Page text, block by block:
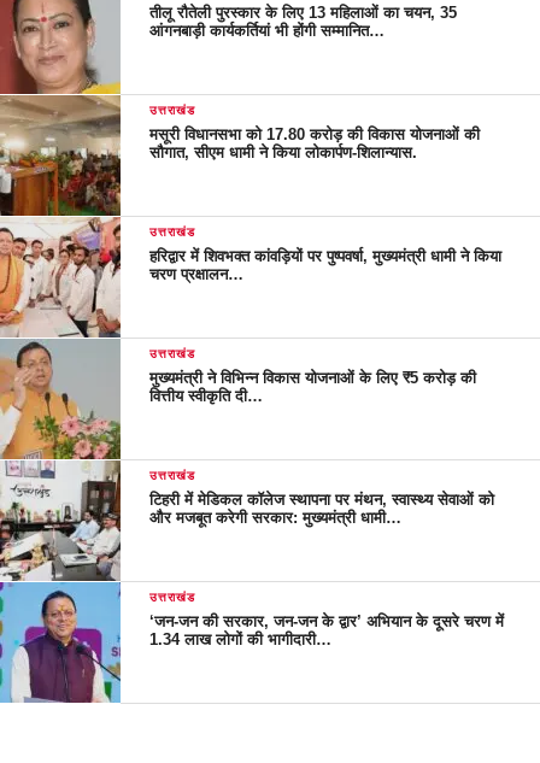
तीलू रौतेली पुरस्कार के लिए 13 महिलाओं का चयन, 35
आंगनबाड़ी कार्यकर्तियां भी होंगी सम्मानित…
उत्तराखंड
मसूरी विधानसभा को 17.80 करोड़ की विकास योजनाओं की
सौगात, सीएम धामी ने किया लोकार्पण-शिलान्यास.
उत्तराखंड
हरिद्वार में शिवभक्त कांवड़ियों पर पुष्पवर्षा, मुख्यमंत्री धामी ने किया
चरण प्रक्षालन…
उत्तराखंड
मुख्यमंत्री ने विभिन्न विकास योजनाओं के लिए ₹5 करोड़ की
वित्तीय स्वीकृति दी…
उत्तराखंड
टिहरी में मेडिकल कॉलेज स्थापना पर मंथन, स्वास्थ्य सेवाओं को
और मजबूत करेगी सरकार: मुख्यमंत्री धामी…
उत्तराखंड
‘जन-जन की सरकार, जन-जन के द्वार’ अभियान के दूसरे चरण में
1.34 लाख लोगों की भागीदारी…